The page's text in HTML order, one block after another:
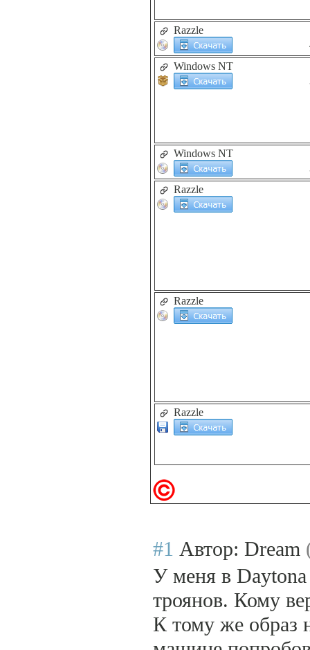
Razzle
Windows NT
Windows NT
Razzle
Razzle
Razzle
#1 Автор: Dream
У меня в
троянов. Кому
К тому же образ